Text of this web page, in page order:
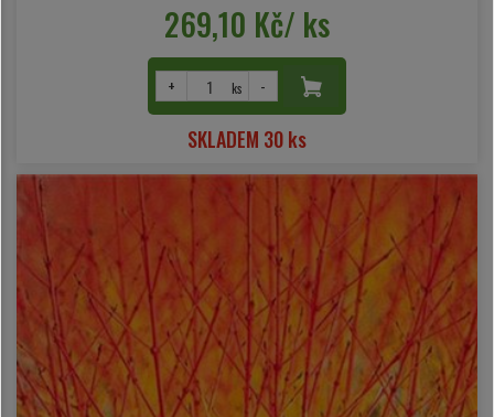
269,10 Kč/ ks
+ ks -
SKLADEM 30 ks